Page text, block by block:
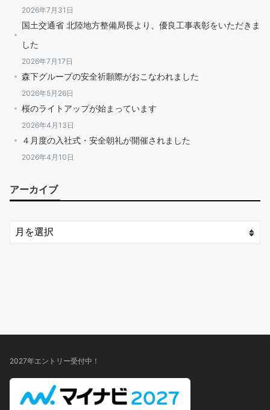
2026年7月31日
国土交通省 北陸地方整備局長より、優良工事表彰をいただきま
した
2026年7月17日
森下グループの安全祈願際がおこなわれました
2026年5月26日
桜のライトアップが始まっています
2026年4月13日
４月度の入社式・安全朝礼が開催されました
2026年4月10日
アーカイブ
2027年エントリー受付中！